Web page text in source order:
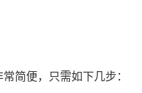
简便，只需如下几步：